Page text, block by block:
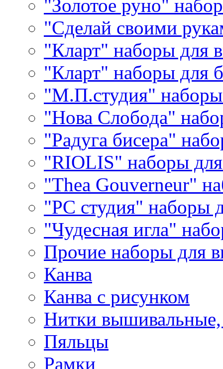
"Золотое руно"
"Сделай своими
"Кларт" наборы для
"Кларт" наборы для
"М.П.студия"
"Нова Слобода"
"Радуга бисера"
"RIOLIS" наборы
"Thea Gouverneur"
"РС студия" наборы
"Чудесная игла"
Прочие наборы для
Канва
Канва с рисунком
Нитки
Пяльцы
Рамки